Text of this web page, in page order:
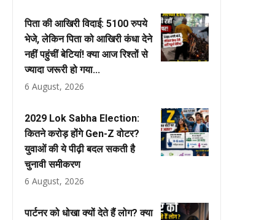
पिता की आखिरी विदाई: 5100 रुपये
भेजे, लेकिन पिता को आखिरी कंधा देने
नहीं पहुंचीं बेटियां! क्या आज रिश्तों से
ज्यादा जरूरी हो गया...
6 August, 2026
2029 Lok Sabha Election:
कितने करोड़ होंगे Gen-Z वोटर?
युवाओं की ये पीढ़ी बदल सकती है
चुनावी समीकरण
6 August, 2026
पार्टनर को धोखा क्यों देते हैं लोग? क्या